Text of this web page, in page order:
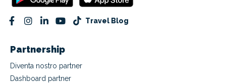
Travel Blog
Partnership
Diventa nostro partner
Dashboard partner